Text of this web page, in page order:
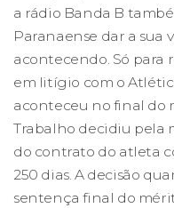
a rádio Banda B
Paranaense dar a sua
acontecendo. Só para
em litígio com o
aconteceu no final do
Trabalho decidiu pela
do contrato do atleta
250 dias. A decisão
sentença final do